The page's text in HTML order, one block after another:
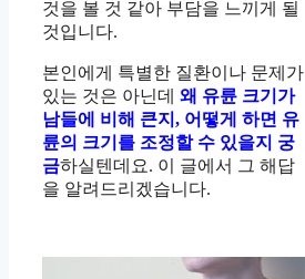
것을 볼 것 같아 부담을 느끼게 될
것입니다.
본인에게 특별한 질환이나 문제가
있는 것은 아닌데 왜 유륜 크기가
남들에 비해 큰지, 어떻게 하면 유
륜의 크기를 조정할 수 있을지 궁
금하실텐데요. 이 글에서 그 해답
을 알려드리겠습니다.